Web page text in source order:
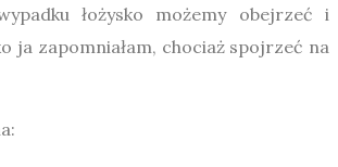
łożysko możemy obejrzeć i
ja zapomniałam, chociaż spojrzeć na